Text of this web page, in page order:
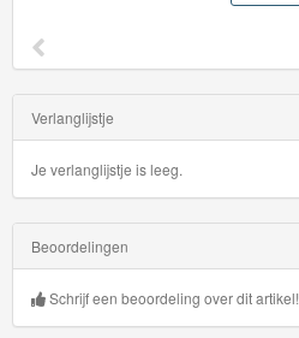
Verlanglijstje
Je verlanglijstje is leeg.
Beoordelingen
Schrijf een beoordeling over dit artikel!